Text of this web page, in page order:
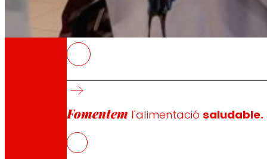
Compromisos
Fomentem l'alimentaciósaludable.
El temps disponible influeix en la qualitat
de frescos i major presència de productes
Les llars a Espanya no compleixen les
A major edat, la dieta és més equilibrada